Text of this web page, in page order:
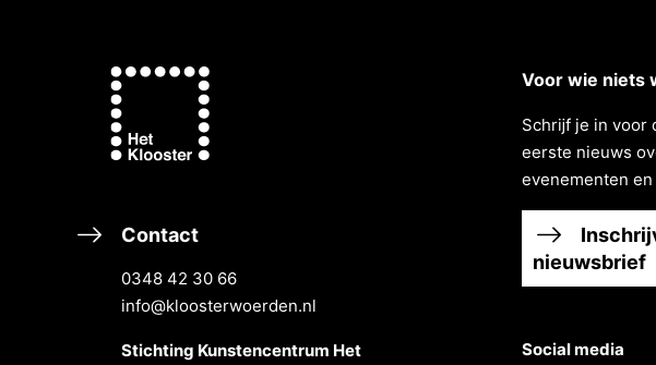
Contact
0348 42 30 66
info@kloosterwoerden.nl
Stichting Kunstencentrum Het
Voor wie niets
Schrĳf je in voor
eerste nieuws
evenementen
nieuwsbrief
Social media